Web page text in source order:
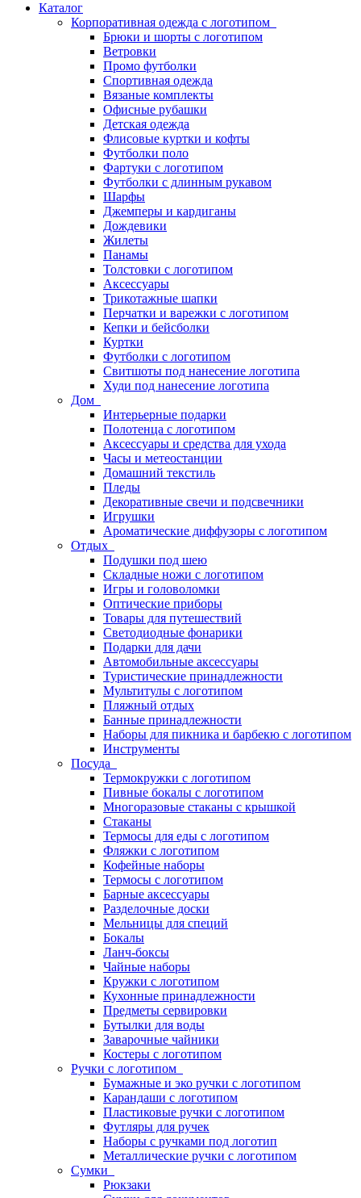
Каталог
Корпоративная одежда с логотипом
Брюки и шорты с логотипом
Ветровки
Промо футболки
Спортивная одежда
Вязаные комплекты
Офисные рубашки
Детская одежда
Флисовые куртки и кофты
Футболки поло
Фартуки с логотипом
Футболки с длинным рукавом
Шарфы
Джемперы и кардиганы
Дождевики
Жилеты
Панамы
Толстовки с логотипом
Аксессуары
Трикотажные шапки
Перчатки и варежки с логотипом
Кепки и бейсболки
Куртки
Футболки с логотипом
Свитшоты под нанесение логотипа
Худи под нанесение логотипа
Дом
Интерьерные подарки
Полотенца с логотипом
Аксессуары и средства для ухода
Часы и метеостанции
Домашний текстиль
Пледы
Декоративные свечи и подсвечники
Игрушки
Ароматические диффузоры с логотипом
Отдых
Подушки под шею
Складные ножи с логотипом
Игры и головоломки
Оптические приборы
Товары для путешествий
Светодиодные фонарики
Подарки для дачи
Автомобильные аксессуары
Туристические принадлежности
Мультитулы с логотипом
Пляжный отдых
Банные принадлежности
Наборы для пикника и барбекю с логотипом
Инструменты
Посуда
Термокружки с логотипом
Пивные бокалы с логотипом
Многоразовые стаканы с крышкой
Стаканы
Термосы для еды с логотипом
Фляжки с логотипом
Кофейные наборы
Термосы с логотипом
Барные аксессуары
Разделочные доски
Мельницы для специй
Бокалы
Ланч-боксы
Чайные наборы
Кружки с логотипом
Кухонные принадлежности
Предметы сервировки
Бутылки для воды
Заварочные чайники
Костеры с логотипом
Ручки с логотипом
Бумажные и эко ручки с логотипом
Карандаши с логотипом
Пластиковые ручки с логотипом
Футляры для ручек
Наборы с ручками под логотип
Металлические ручки с логотипом
Сумки
Рюкзаки